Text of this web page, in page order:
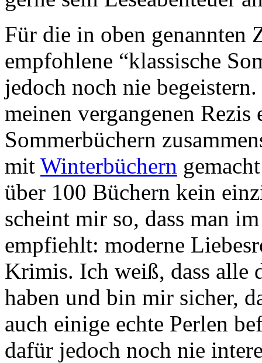
Für die in oben genannten
empfohlene “klassische
jedoch noch nie
meinen vergangenen
Sommerbüchern
mit Winterbüchern
über 100 Büchern kein
scheint mir so, dass man
empfiehlt: moderne
Krimis. Ich weiß, dass alle
haben und bin mir sicher,
auch einige echte Perlen
dafür jedoch noch nie